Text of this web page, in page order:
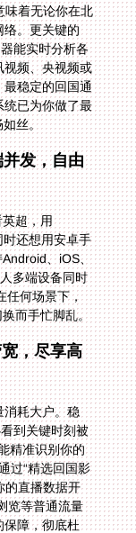
味着无论你在北
络。更关键的
器能实时分析各
视频、央视频或
最稳定的回国通
统已为你做了最
如丝。
发，自由
超，用
用安卓手
、iOS、
设备同时
场景下，
而手忙脚乱。
，尽享高
耗大户。稳
到关键时刻被
精准识别你的
“精选回国影
的直播数据开
览等普通流量
保障，彻底杜
让每一次射